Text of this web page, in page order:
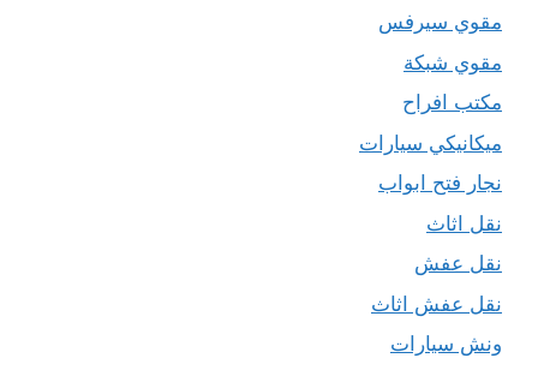
مقوي سيرفس
مقوي شبكة
مكتب افراح
ميكانيكي سيارات
نجار فتح ابواب
نقل اثاث
نقل عفش
نقل عفش اثاث
ونش سيارات